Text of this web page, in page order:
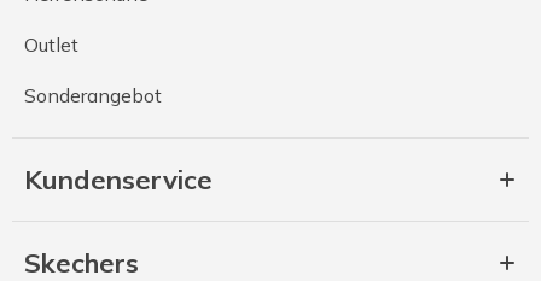
Outlet
Sonderangebot
Kundenservice
Skechers